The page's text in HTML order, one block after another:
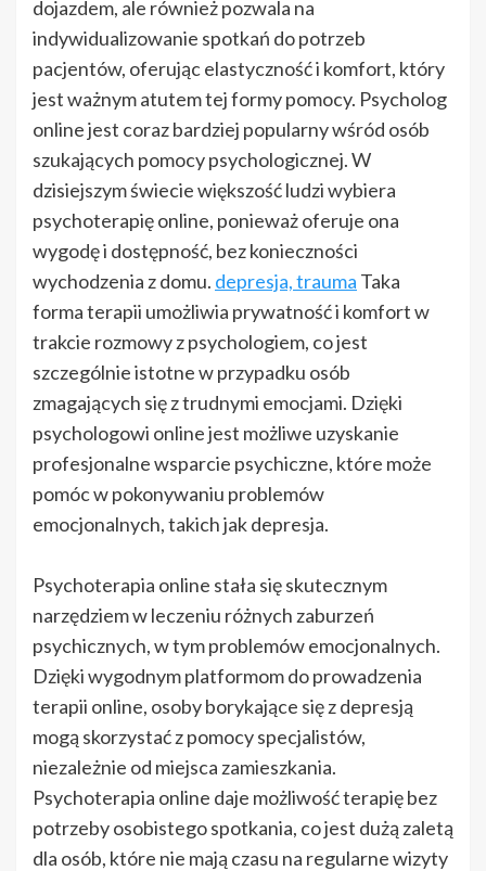
dojazdem, ale również pozwala na
indywidualizowanie spotkań do potrzeb
pacjentów, oferując elastyczność i komfort, który
jest ważnym atutem tej formy pomocy. Psycholog
online jest coraz bardziej popularny wśród osób
szukających pomocy psychologicznej. W
dzisiejszym świecie większość ludzi wybiera
psychoterapię online, ponieważ oferuje ona
wygodę i dostępność, bez konieczności
wychodzenia z domu. depresja, trauma Taka
forma terapii umożliwia prywatność i komfort w
trakcie rozmowy z psychologiem, co jest
szczególnie istotne w przypadku osób
zmagających się z trudnymi emocjami. Dzięki
psychologowi online jest możliwe uzyskanie
profesjonalne wsparcie psychiczne, które może
pomóc w pokonywaniu problemów
emocjonalnych, takich jak depresja.
Psychoterapia online stała się skutecznym
narzędziem w leczeniu różnych zaburzeń
psychicznych, w tym problemów emocjonalnych.
Dzięki wygodnym platformom do prowadzenia
terapii online, osoby borykające się z depresją
mogą skorzystać z pomocy specjalistów,
niezależnie od miejsca zamieszkania.
Psychoterapia online daje możliwość terapię bez
potrzeby osobistego spotkania, co jest dużą zaletą
dla osób, które nie mają czasu na regularne wizyty